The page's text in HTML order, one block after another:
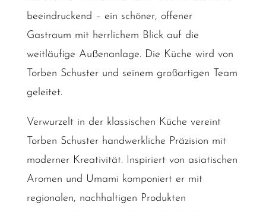
beeindruckend – ein schöner, offener
Gastraum mit herrlichem Blick auf die
weitläufige Außenanlage. Die Küche wird von
Torben Schuster und seinem großartigen Team
geleitet.
Verwurzelt in der klassischen Küche vereint
Torben Schuster handwerkliche Präzision mit
moderner Kreativität. Inspiriert von asiatischen
Aromen und Umami komponiert er mit
regionalen, nachhaltigen Produkten